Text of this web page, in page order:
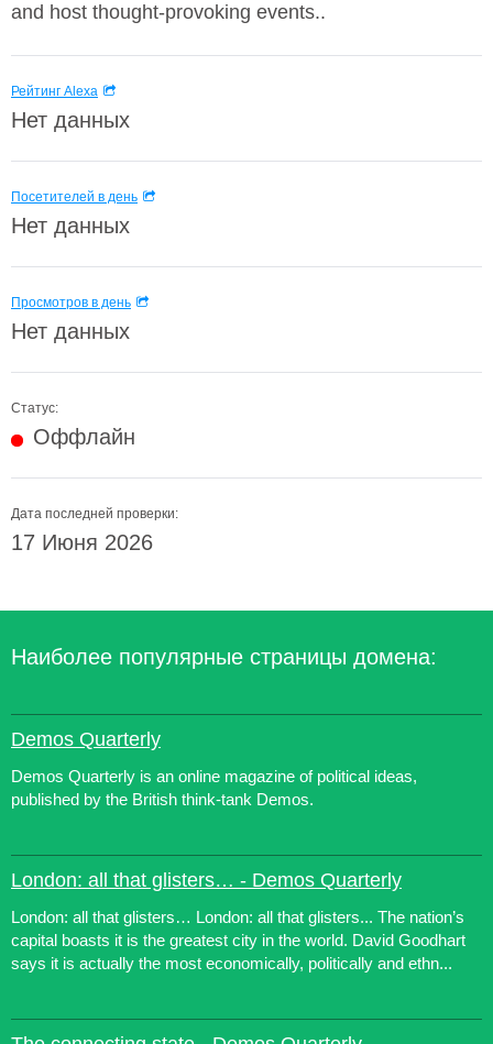
and host thought-provoking events..
Рейтинг Alexa
Нет данных
Посетителей в день
Нет данных
Просмотров в день
Нет данных
Статус:
Оффлайн
Дата последней проверки:
17 Июня 2026
Наиболее популярные страницы домена:
Demos Quarterly
Demos Quarterly is an online magazine of political ideas,
published by the British think-tank Demos.
London: all that glisters… - Demos Quarterly
London: all that glisters… London: all that glisters... The nation’s
capital boasts it is the greatest city in the world. David Goodhart
says it is actually the most economically, politically and ethn...